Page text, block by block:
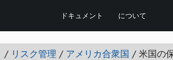
ドキュメント について
/ リスク管理 / アメリカ合衆国 /米国の